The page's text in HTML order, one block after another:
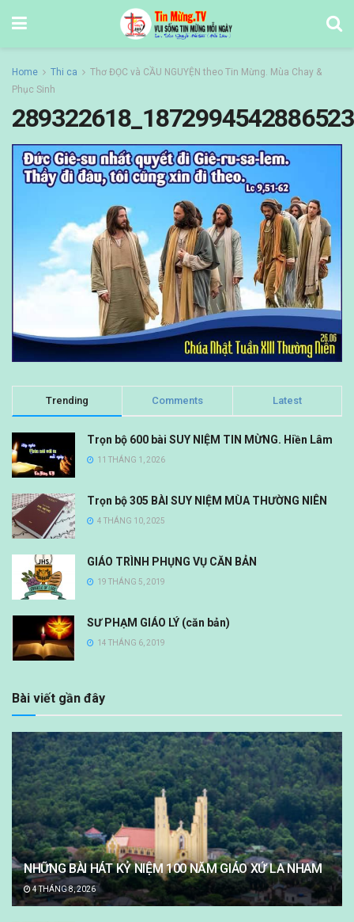
Home Thi ca
Thơ ĐỌC và CẦU NGUYỆN theo Tin Mừng. Mùa Chay &
Phục Sinh
Trending Comments Latest
Trọn bộ 600 bài SUY NIỆM TIN MỪNG. Hiền Lâm
11 THÁNG 1, 2026
Trọn bộ 305 BÀI SUY NIỆM MÙA THƯỜNG NIÊN
4 THÁNG 10, 2025
GIÁO TRÌNH PHỤNG VỤ CĂN BẢN
19 THÁNG 5, 2019
SƯ PHẠM GIÁO LÝ (căn bản)
14 THÁNG 6, 2019
Bài viết gần đây
NHỮNG BÀI HÁT KỶ NIỆM 100 NĂM GIÁO XỨ LA NHAM
4 THÁNG 8, 2026